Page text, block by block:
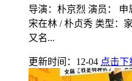
导演：朴京烈 演员： 申
宋在林 / 朴贞秀 类型：
又名...
更新时间：12-04 点击下